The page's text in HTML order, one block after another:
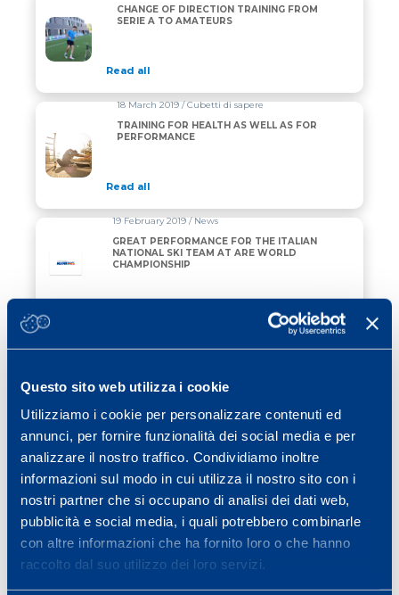
Questo sito web utilizza i cookie
Utilizziamo i cookie per personalizzare contenuti ed
annunci, per fornire funzionalità dei social media e per
analizzare il nostro traffico. Condividiamo inoltre
informazioni sul modo in cui utilizza il nostro sito con i
nostri partner che si occupano di analisi dei dati web,
pubblicità e social media, i quali potrebbero combinarle
con altre informazioni che ha fornito loro o che hanno
raccolto dal suo utilizzo dei loro servizi.
CHANGE OF DIRECTION TRAINING FROM
SERIE A TO AMATEURS
Read all
18 March 2019 / Cubetti di sapere
TRAINING FOR HEALTH AS WELL AS FOR
PERFORMANCE
Read all
19 February 2019 / News
GREAT PERFORMANCE FOR THE ITALIAN
NATIONAL SKI TEAM AT ARE WORLD
CHAMPIONSHIP
Read all
Read all
04 February 2019 / Uncategorized
LET’S AVOID OVER-TRAINING WITH THE
“RULE OF 3”